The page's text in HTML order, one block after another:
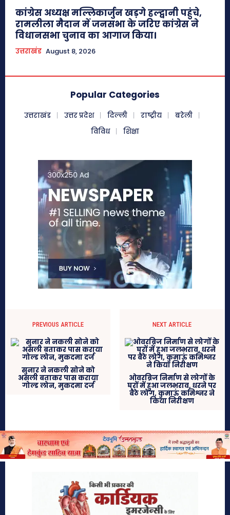
कांग्रेस अध्यक्ष मल्लिकार्जुन खड़गे हल्द्वानी पहुंचे,
रामलीला मैदान में जनसभा के जरिए कांग्रेस ने
विधानसभा चुनाव का आगाज किया।
उत्तराखंड August 8, 2026
Popular Categories
उत्तराखंड उत्तर प्रदेश दिल्ली राष्ट्रीय
बरेली
विविध
शिक्षा
PREVIOUS ARTICLE
सुनार ने नकली सोने को
असली बताकर पास कराया
गोल्ड लोन, मुकदमा दर्ज
NEXT ARTICLE
ओवरब्रिज निर्माण से लोगों के
घरों में हुआ जलभराव, धरने पर
बैठे लोग, कुमाऊं कमिश्नर ने
किया निरीक्षण